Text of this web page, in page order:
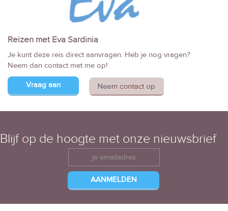
Reizen met Eva Sardinia
Je kunt deze reis direct aanvragen. Heb je nog vragen?
Neem dan contact met me op!
Vraag aan
Blijf op de hoogte met onze nieuwsbrief